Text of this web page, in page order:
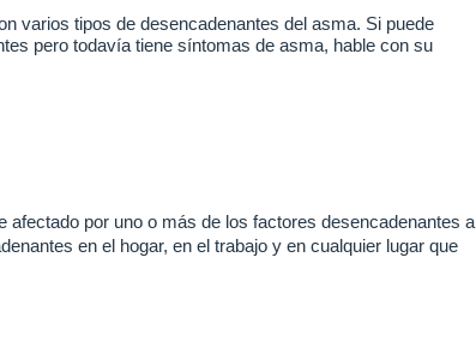
varios tipos de desencadenantes del asma. Si puede
pero todavía tiene síntomas de asma, hable con su
por uno o más de los factores desencadenantes a
en el hogar, en el trabajo y en cualquier lugar que